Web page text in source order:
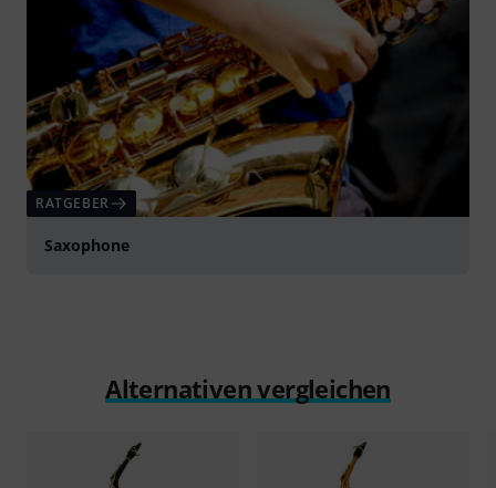
RATGEBER
Saxophone
Alternativen vergleichen